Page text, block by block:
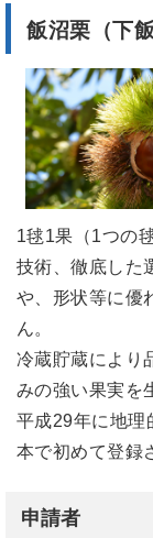
飯沼栗（下
1毬1果（1つの
技術、徹底した
や、形状等に優
ん。
冷蔵貯蔵により
みの強い果実を
平成29年に地理
本で初めて登録
申請者